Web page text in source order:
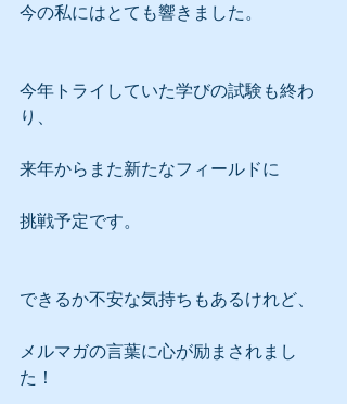
今の私にはとても響きました。
今年トライしていた学びの試験も終わ
り、
来年からまた新たなフィールドに
挑戦予定です。
できるか不安な気持ちもあるけれど、
メルマガの言葉に心が励まされまし
た！